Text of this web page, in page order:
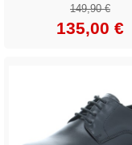
149,90 €
135,00 €